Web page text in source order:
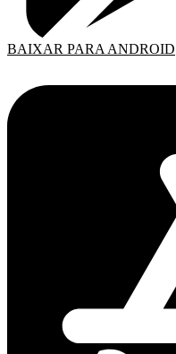
BAIXAR PARA ANDROID